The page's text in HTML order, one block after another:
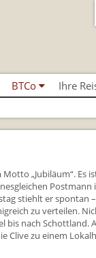
BTCo
News
Feedback
FAQs
Ihre
Anreise
Checkliste
Versicherungsschutz
„Jubiläum“. Es
Postmann
stiehlt er spontan
zu verteilen.
bis nach Schottland.
Clive zu einem